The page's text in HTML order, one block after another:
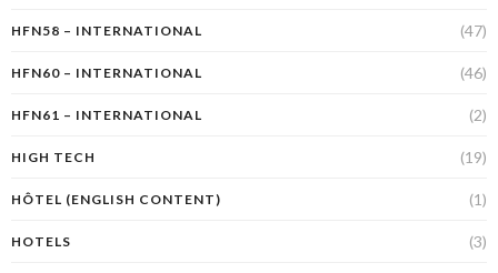
HFN58 – INTERNATIONAL (47)
HFN60 – INTERNATIONAL (46)
HFN61 – INTERNATIONAL (2)
HIGH TECH (19)
HÔTEL (ENGLISH CONTENT) (1)
HOTELS (3)